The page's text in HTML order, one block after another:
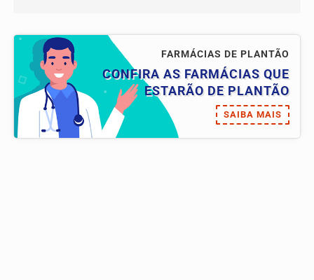
FARMÁCIAS DE PLANTÃO
CONFIRA AS FARMÁCIAS QUE
ESTARÃO DE PLANTÃO
SAIBA MAIS